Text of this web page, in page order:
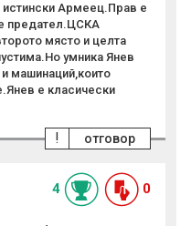
Армеец.Прав е
предател.ЦСКА
място и целта
умника Янев
машинаций,които
е класически
отговор
!
4 0